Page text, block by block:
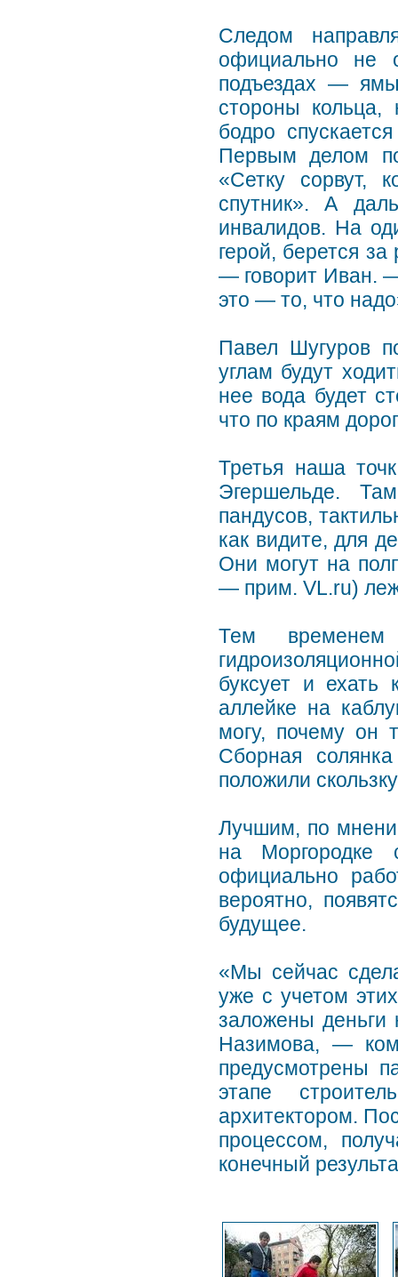
Следом
официально не
подъездах —
стороны
бодро
Первым делом
«Сетку сорвут,
спутник». А
инвалидов. На
герой, берется
— говорит Иван.
это — то, что
Павел Шугуров
углам будут
нее вода будет
что по краям
Третья наша
Эгершельде.
пандусов,
как видите, для
Они могут на
— прим. VL.ru)
Тем
буксует и ехать
аллейке на
могу, почему он
Сборная
положили
Лучшим, по
на Моргородке
официально
вероятно,
будущее.
«Мы сейчас
уже с учетом
заложены деньги
Назимова, —
предусмотрены
этапе
архитектором.
процессом,
конечный